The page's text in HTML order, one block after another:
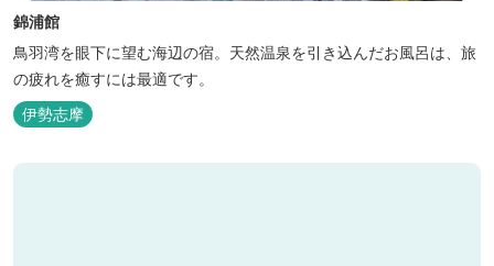
錦浦館
鳥羽湾を眼下に望む海辺の宿。天然温泉を引き込んだお風呂は、旅
の疲れを癒すには最適です。
伊勢志摩